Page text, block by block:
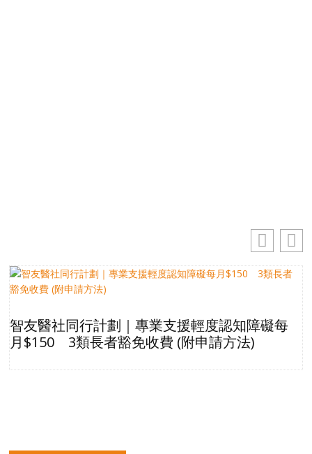
智友醫社同行計劃｜專業支援輕度認知障礙每
月$150 3類長者豁免收費 (附申請方法)